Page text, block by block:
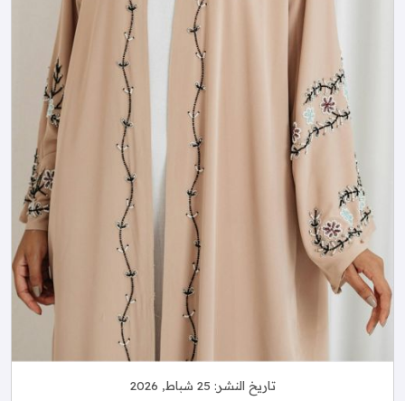
تاريخ النشر: 25 شباط, 2026